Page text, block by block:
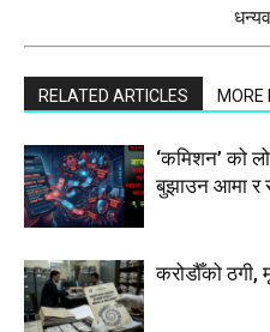
RELATED ARTICLES MORE
‘कमिशन’ को
बुझाउन आमा र
करोडौँको ठगी,